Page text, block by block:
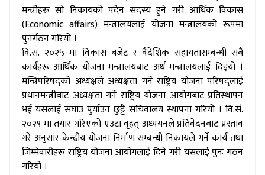
मन्त्रीहरू सो निकायको पदेन सदस्य हुने गरी आर्थिक विकास
(Economic affairs) मन्त्रालयलाई योजना मन्त्रालयको रूपमा
पुनर्गठन गरियो ।
वि.सं. २०२५ मा विकास बजेट र वैदेशिक सहायतासम्बन्धी सबै
कार्यहरू आर्थिक योजना मन्त्रालयबाट अर्थ मन्त्रालयलाई दिइयो ।
मन्त्रिपरिषद्को अध्यक्षले अध्यक्षता गर्ने राष्ट्रिय योजना परिषद्लाई
प्रधानमन्त्रीबाट अध्यक्षता गर्ने राष्ट्रिय योजना आयोगबाट प्रतिस्थापन
भई यसलाई सघाउ पुर्याउन छुट्टै सचिवालय स्थापना गरियो । वि.सं.
२०२९ मा तयार गरिएको एउटा वृहत् अध्ययनले प्रतिवेदनबाट प्रस्ताव
गरे अनुसार केन्द्रीय योजना निर्माण सम्बन्धी निकायले गर्ने कार्य तथा
जिम्मेवारीहरू राष्ट्रिय योजना आयोगलाई दिने गरी यसलाई पुनः गठन
गरियो ।